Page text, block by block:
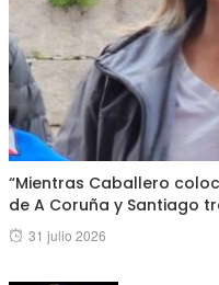
“Mientras Caballero
de A Coruña y Santiago
Posted
31 julio 2026